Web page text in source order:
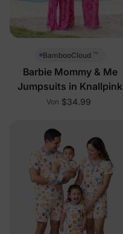
BambooCloud ™
Barbie Mommy & Me
Jumpsuits in Knallpink
Von $34.99